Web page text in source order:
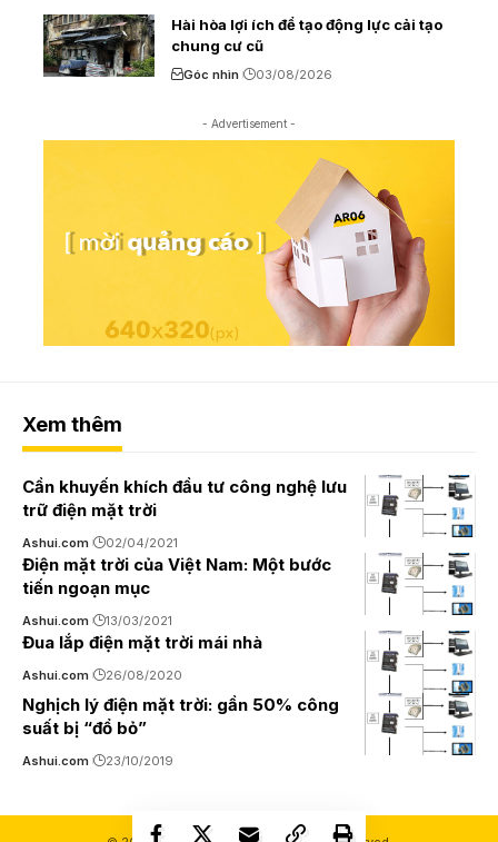
Hài hòa lợi ích để tạo động lực cải tạo
chung cư cũ
Góc nhìn 03/08/2026
- Advertisement -
Xem thêm
Cần khuyến khích đầu tư công nghệ lưu
trữ điện mặt trời
Ashui.com 02/04/2021
Điện mặt trời của Việt Nam: Một bước
tiến ngoạn mục
Ashui.com 13/03/2021
Đua lắp điện mặt trời mái nhà
Ashui.com 26/08/2020
Nghịch lý điện mặt trời: gần 50% công
suất bị “đổ bỏ”
Ashui.com 23/10/2019